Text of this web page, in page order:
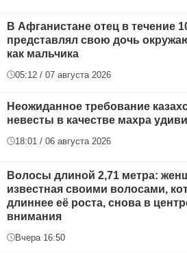
В Афганистане отец в течение
представлял свою дочь
как мальчика
05:12 / 07 августа 2026
Неожиданное требование
невесты в качестве махра
18:01 / 06 августа 2026
Волосы длиной 2,71 метра:
известная своими волосами,
длиннее её роста, снова в
внимания
Вчера 16:50